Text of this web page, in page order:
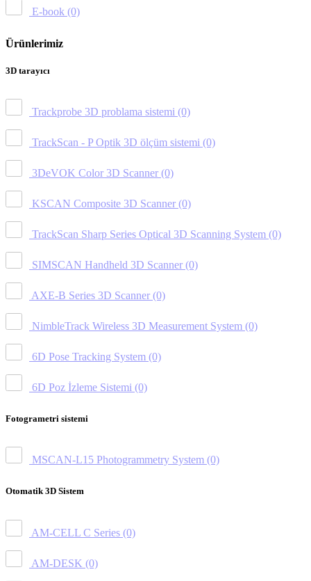
E-book (0)
Ürünlerimiz
3D tarayıcı
Trackprobe 3D problama sistemi (0)
TrackScan - P Optik 3D ölçüm sistemi (0)
3DeVOK Color 3D Scanner (0)
KSCAN Composite 3D Scanner (0)
TrackScan Sharp Series Optical 3D Scanning System (0)
SIMSCAN Handheld 3D Scanner (0)
AXE-B Series 3D Scanner (0)
NimbleTrack Wireless 3D Measurement System (0)
6D Pose Tracking System (0)
6D Poz İzleme Sistemi (0)
Fotogrametri sistemi
MSCAN-L15 Photogrammetry System (0)
Otomatik 3D Sistem
AM-CELL C Series (0)
AM-DESK (0)